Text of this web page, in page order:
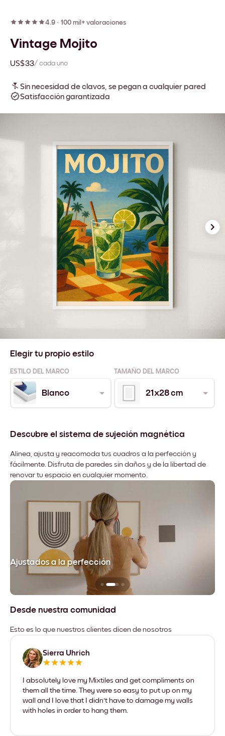
4.9 · 100 mil+ valoraciones
Vintage Mojito
US$33/ cada uno
Sin necesidad de clavos, se pegan a cualquier pared
Satisfacción garantizada
Elegir tu propio estilo
ESTILO DEL MARCO TAMAÑO DEL MARCO
Blanco 21x28 cm
Descubre el sistema de sujeción magnética
Alinea, ajusta y reacomoda tus cuadros a la perfección y
fácilmente. Disfruta de paredes sin daños y de la libertad de
renovar tu espacio en cualquier momento.
Ajustados a la perfección
Desde nuestra comunidad
Esto es lo que nuestros clientes dicen de nosotros
Sierra Uhrich
I absolutely love my Mixtiles and get compliments on
them all the time. They were so easy to put up on my
wall and I love that I didn't have to damage my walls
with holes in order to hang them.